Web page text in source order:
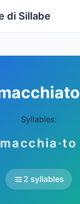
di Sillabe
Syllables:
macchia·to
2 syllables